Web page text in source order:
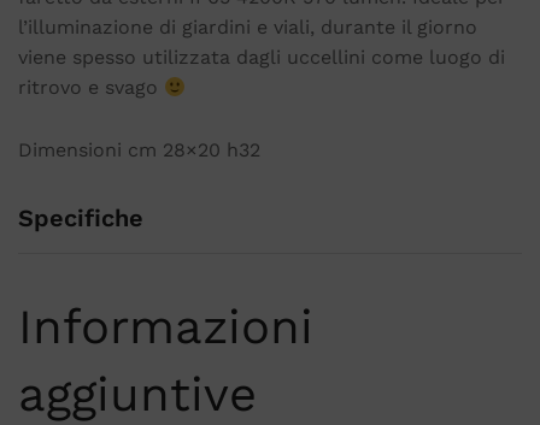
l’illuminazione di giardini e viali, durante il giorno
viene spesso utilizzata dagli uccellini come luogo di
ritrovo e svago
Dimensioni cm 28×20 h32
Specifiche
Informazioni
aggiuntive